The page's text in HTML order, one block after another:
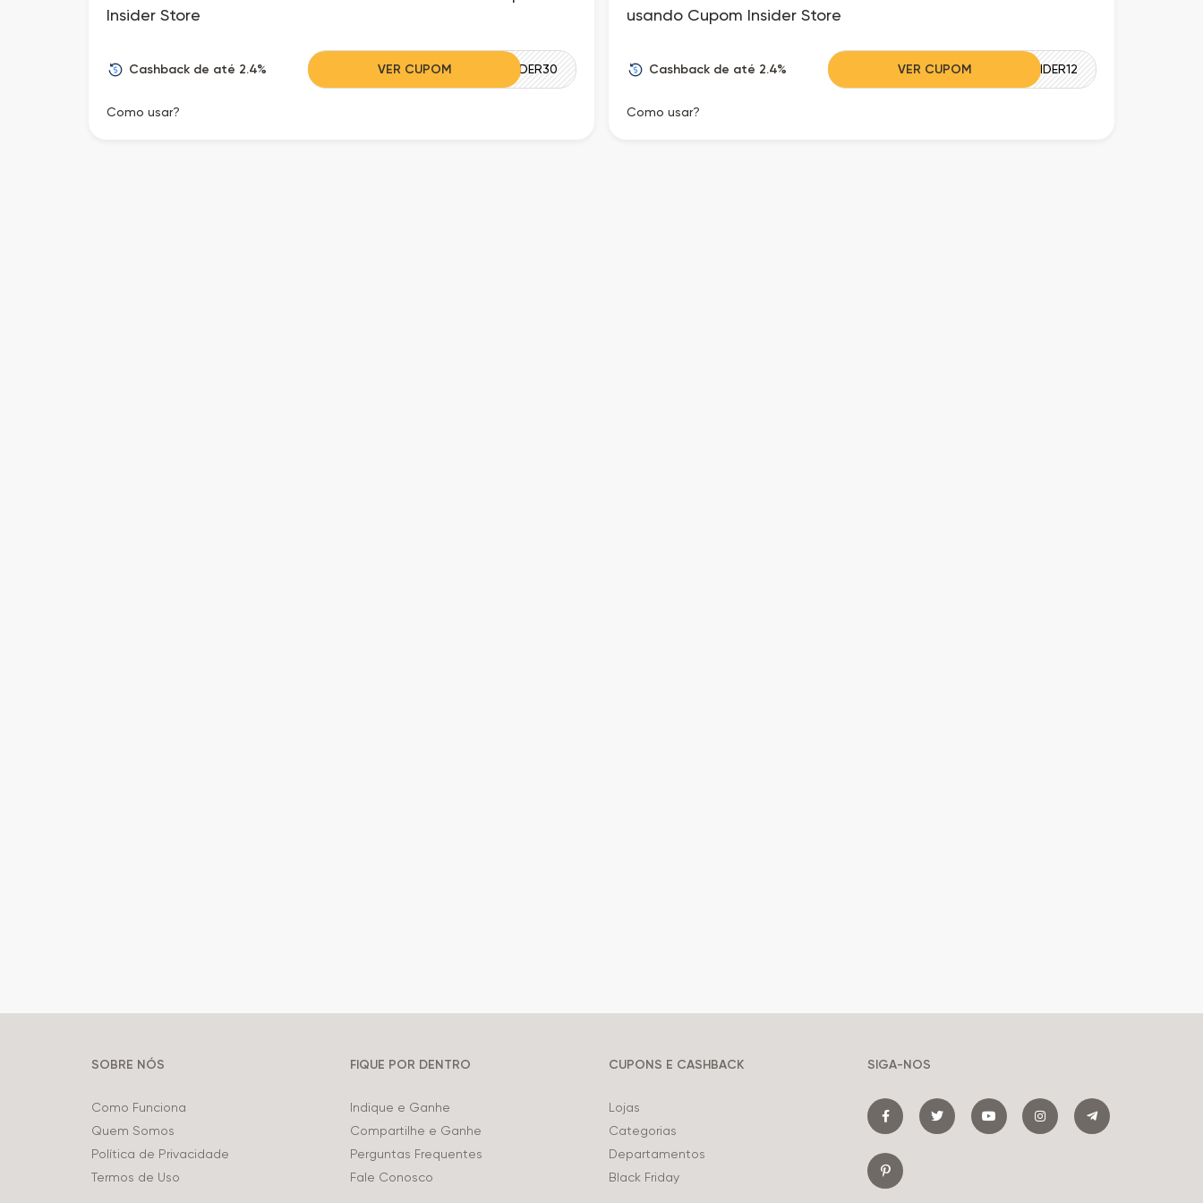
Insider Store
Cashback de até 2.4% VER CUPOM RAKUINSIDER30
Como usar?
usando Cupom Insider Store
Cashback de até 2.4% VER CUPOM RAKUINSIDER12
Como usar?
SOBRE NÓS
Como Funciona
Quem Somos
Política de Privacidade
Termos de Uso
FIQUE POR DENTRO
Indique e Ganhe
Compartilhe e Ganhe
Perguntas Frequentes
Fale Conosco
CUPONS E CASHBACK
Lojas
Categorias
Departamentos
Black Friday
SIGA-NOS